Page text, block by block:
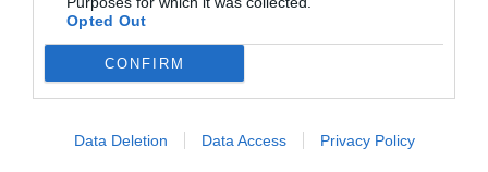
Opted Out
CONFIRM
Data Deletion Data Access Privacy Policy
brännvis med slånbär och ge det lite tid så har du
snart en...